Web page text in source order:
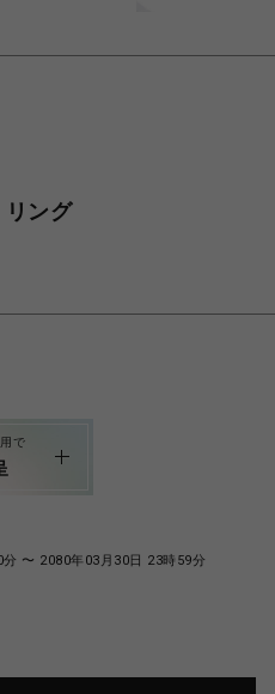
ング
で
〜 2080年03月30日 23時59分